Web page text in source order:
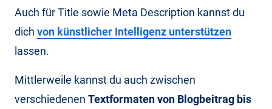
Auch für Title sowie Meta Description kannst du
dich von künstlicher Intelligenz unterstützen
lassen.
Mittlerweile kannst du auch zwischen
verschiedenen Textformaten von Blogbeitrag bis